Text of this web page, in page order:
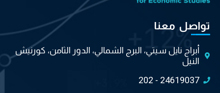
تواصل معنا
أبراج نايل سيتي، البرج الشمالي، الدور الثامن، كورنيش
النيل
202 - 24619037